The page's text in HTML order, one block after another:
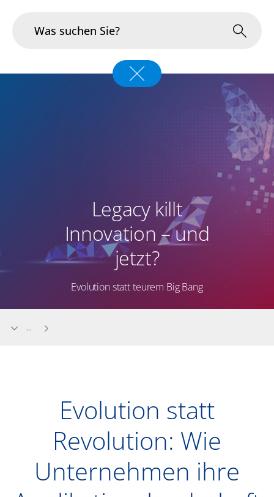
Legacy killt
Innovation – und
jetzt?
Evolution statt teurem Big Bang
...
Evolution statt
Revolution: Wie
Unternehmen ihre